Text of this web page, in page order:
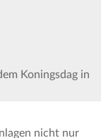
Koningsdag in
nicht nur